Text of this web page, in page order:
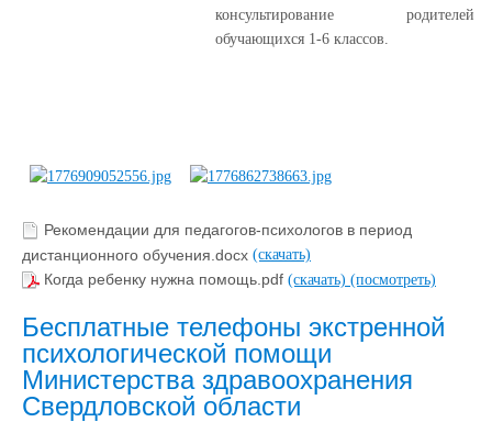
консультирование родителей
обучающихся 1-6 классов.
Рекомендации для педагогов-психологов в период
дистанционного обучения.docx (скачать)
Когда ребенку нужна помощь.pdf (скачать) (посмотреть)
Бесплатные телефоны экстренной
психологической помощи
Министерства здравоохранения
Свердловской области